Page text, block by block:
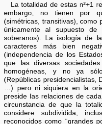
La totalidad de estas n²+1
embargo, no tienen por
(simétricas, transitivas), como
únicamente al supuesto
soberanos). La isología de
caracteres más bien
(independencia de los
que las diversas
homogéneas, y no ya
(Repúblicas presidencialistas,
…) pero ni siquiera en la
preside las relaciones de
circunstancia de que la
considere subdividida,
reconocidos como “grandes